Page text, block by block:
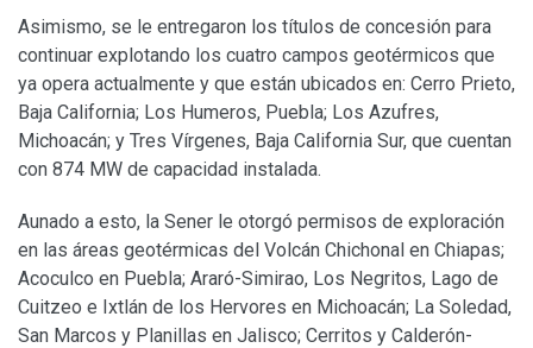
Asimismo, se le entregaron los títulos de concesión para
continuar explotando los cuatro campos geotérmicos que
ya opera actualmente y que están ubicados en: Cerro Prieto,
Baja California; Los Humeros, Puebla; Los Azufres,
Michoacán; y Tres Vírgenes, Baja California Sur, que cuentan
con 874 MW de capacidad instalada.
Aunado a esto, la Sener le otorgó permisos de exploración
en las áreas geotérmicas del Volcán Chichonal en Chiapas;
Acoculco en Puebla; Araró-Simirao, Los Negritos, Lago de
Cuitzeo e Ixtlán de los Hervores en Michoacán; La Soledad,
San Marcos y Planillas en Jalisco; Cerritos y Calderón-